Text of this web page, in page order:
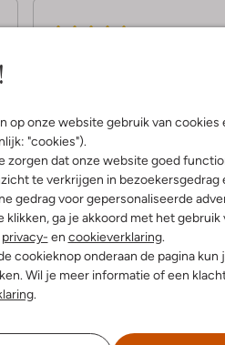
op onze website gebruik van cookies
"cookies").
zorgen dat onze website goed
te verkrijgen in bezoekersgedrag
gedrag voor gepersonaliseerde
ga je akkoord met het gebruik
privacy- en cookieverklaring.
cookieknop onderaan de pagina kun
Wil je meer informatie of een
.
5
r
r
e
n
(5)
wat aan de kleine kant en
een maatje groter besteld. Mijn
zoontje heeft een wat
en dit past in de breedte net.
uitneembaar zooltje met
maatindicatie om lengte en
goed te kunnen beoordelen.
loopt er verder goed op.
zool